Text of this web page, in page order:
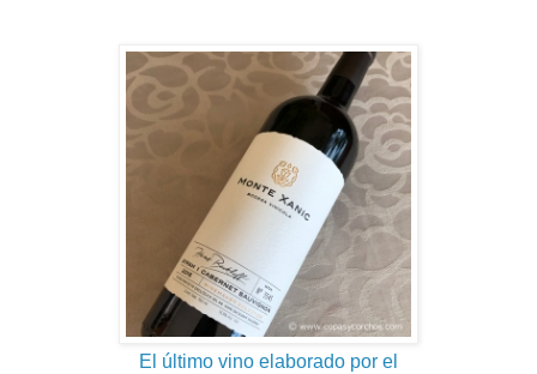
El último vino elaborado por el